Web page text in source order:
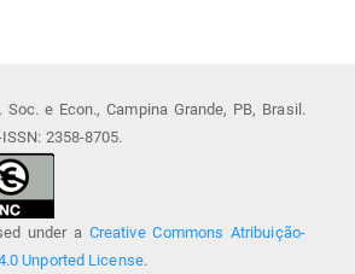
Soc. e Econ., Campina Grande, PB, Brasil.
2358-8705.
under a Creative Commons Atribuição-
Unported License.